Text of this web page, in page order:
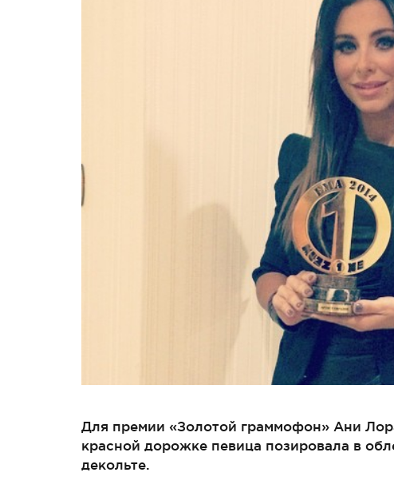
Для премии «Золотой граммофон» Ани
красной дорожке певица позировала в
декольте.